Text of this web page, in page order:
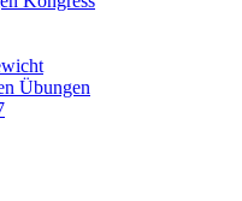
Übungen